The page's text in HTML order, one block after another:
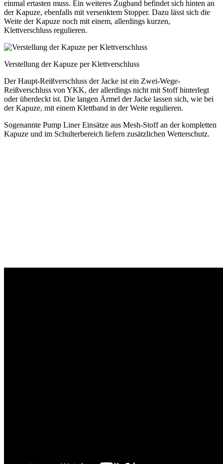
einmal ertasten muss. Ein weiteres Zugband befindet sich hinten an
der Kapuze, ebenfalls mit versenktem Stopper. Dazu lässt sich die
Weite der Kapuze noch mit einem, allerdings kurzen,
Klettverschluss regulieren.
Verstellung der Kapuze per Klettverschluss
Der Haupt-Reißverschluss der Jacke ist ein Zwei-Wege-
Reißverschluss von YKK, der allerdings nicht mit Stoff hinterlegt
oder überdeckt ist. Die langen Ärmel der Jacke lassen sich, wie bei
der Kapuze, mit einem Klettband in der Weite regulieren.
Sogenannte Pump Liner Einsätze aus Mesh-Stoff an der kompletten
Kapuze und im Schulterbereich liefern zusätzlichen Wetterschutz.